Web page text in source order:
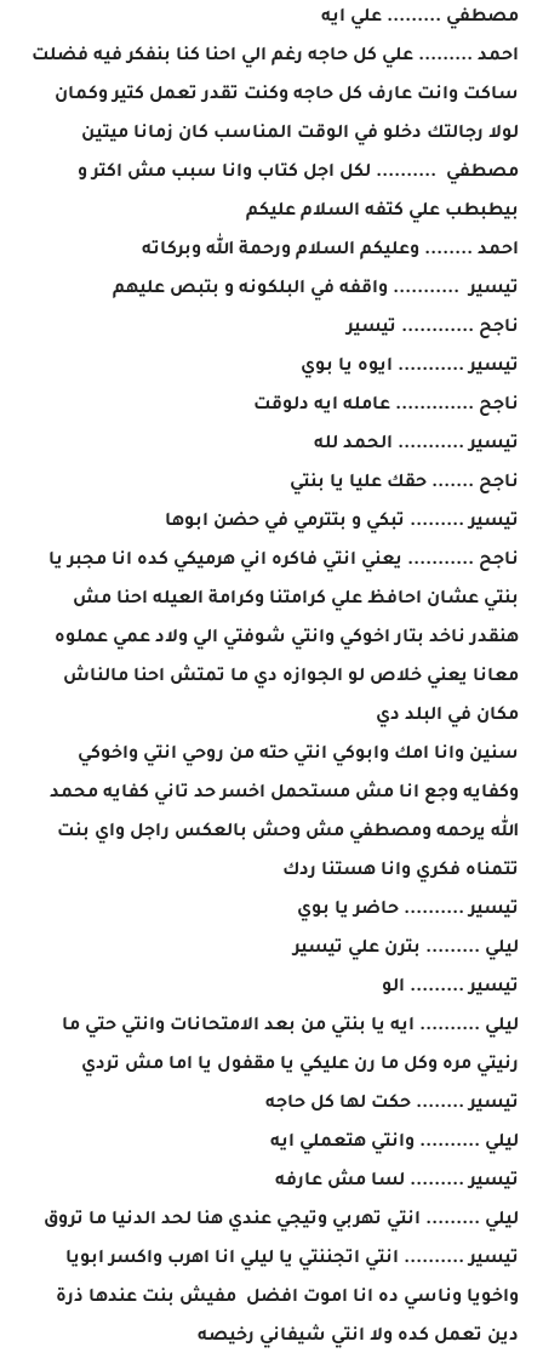
مصطفي ......... علي ايه
احمد ......... علي كل حاجه رغم الي احنا كنا بنفكر فيه فضلت
ساكت وانت عارف كل حاجه وكنت تقدر تعمل كتير وكمان
لولا رجالتك دخلو في الوقت المناسب كان زمانا ميتين
مصطفي .......... لكل اجل كتاب وانا سبب مش اكتر و
بيطبطب علي كتفه السلام عليكم
احمد ........ وعليكم السلام ورحمة الله وبركاته
تيسير ........... واقفه في البلكونه و بتبص عليهم
ناجح ............ تيسير
تيسير ........... ايوه يا بوي
ناجح ............. عامله ايه دلوقت
تيسير ........... الحمد لله
ناجح ....... حقك عليا يا بنتي
تيسير ......... تبكي و بتترمي في حضن ابوها
ناجح ........... يعني انتي فاكره اني هرميكي كده انا مجبر يا
بنتي عشان احافظ علي كرامتنا وكرامة العيله احنا مش
هنقدر ناخد بتار اخوكي وانتي شوفتي الي ولاد عمي عملوه
معانا يعني خلاص لو الجوازه دي ما تمتش احنا مالناش
مكان في البلد دي
سنين وانا امك وابوكي انتي حته من روحي انتي واخوكي
وكفايه وجع انا مش مستحمل اخسر حد تاني كفايه محمد
الله يرحمه ومصطفي مش وحش بالعكس راجل واي بنت
تتمناه فكري وانا هستنا ردك
تيسير .......... حاضر يا بوي
ليلي ......... بترن علي تيسير
تيسير ......... الو
ليلي .......... ايه يا بنتي من بعد الامتحانات وانتي حتي ما
رنيتي مره وكل ما رن عليكي يا مقفول يا اما مش تردي
تيسير ........ حكت لها كل حاجه
ليلي .......... وانتي هتعملي ايه
تيسير ......... لسا مش عارفه
ليلي ......... انتي تهربي وتيجي عندي هنا لحد الدنيا ما تروق
تيسير .......... انتي اتجننتي يا ليلي انا اهرب واكسر ابويا
واخويا وناسي ده انا اموت افضل مفيش بنت عندها ذرة
دين تعمل كده ولا انتي شيفاني رخيصه